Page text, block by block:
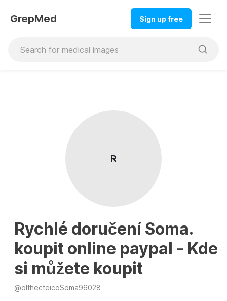
GrepMed Sign up free
R
Rychlé doručení Soma.
koupit online paypal - Kde
si můžete koupit
@olthecteicoSoma96028